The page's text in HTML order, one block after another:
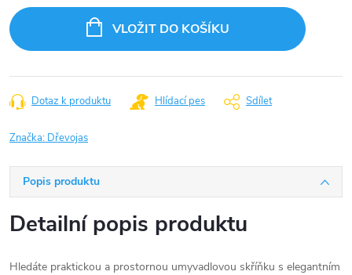
cena:
VLOŽIT DO KOŠÍKU
Dotaz k produktu Hlídací pes Sdílet
Značka: Dřevojas
Popis produktu
Detailní popis produktu
Hledáte praktickou a prostornou umyvadlovou skříňku s elegantním